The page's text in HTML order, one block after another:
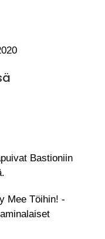
Bastioniin
Mee Töihin! -